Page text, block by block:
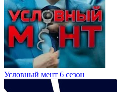
Условный мент 6 сезон